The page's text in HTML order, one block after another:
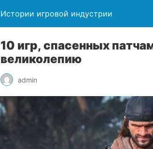
Истории игровой индустрии
10 игр, cпасенных
великолепию
admin